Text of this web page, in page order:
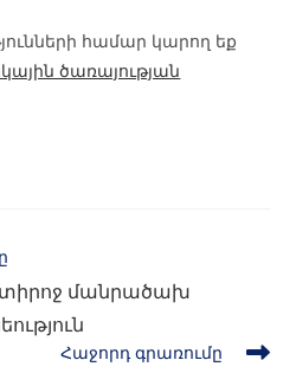
համար կարող եք
ծառայության
մանրածախ
Հաջորդ գրառումը